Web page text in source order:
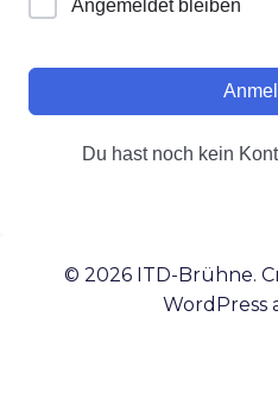
Angemeldet bleiben
Du hast noch kein
© 2026 ITD-Brühne.
WordPress